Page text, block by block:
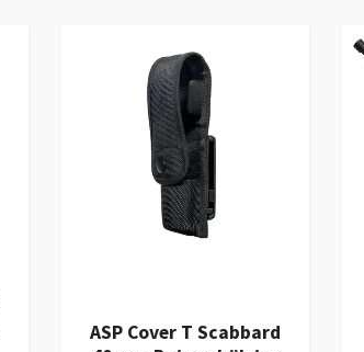
ASP Cover T Scabbard